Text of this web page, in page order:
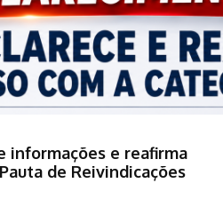
informações e reafirma
de Reivindicações